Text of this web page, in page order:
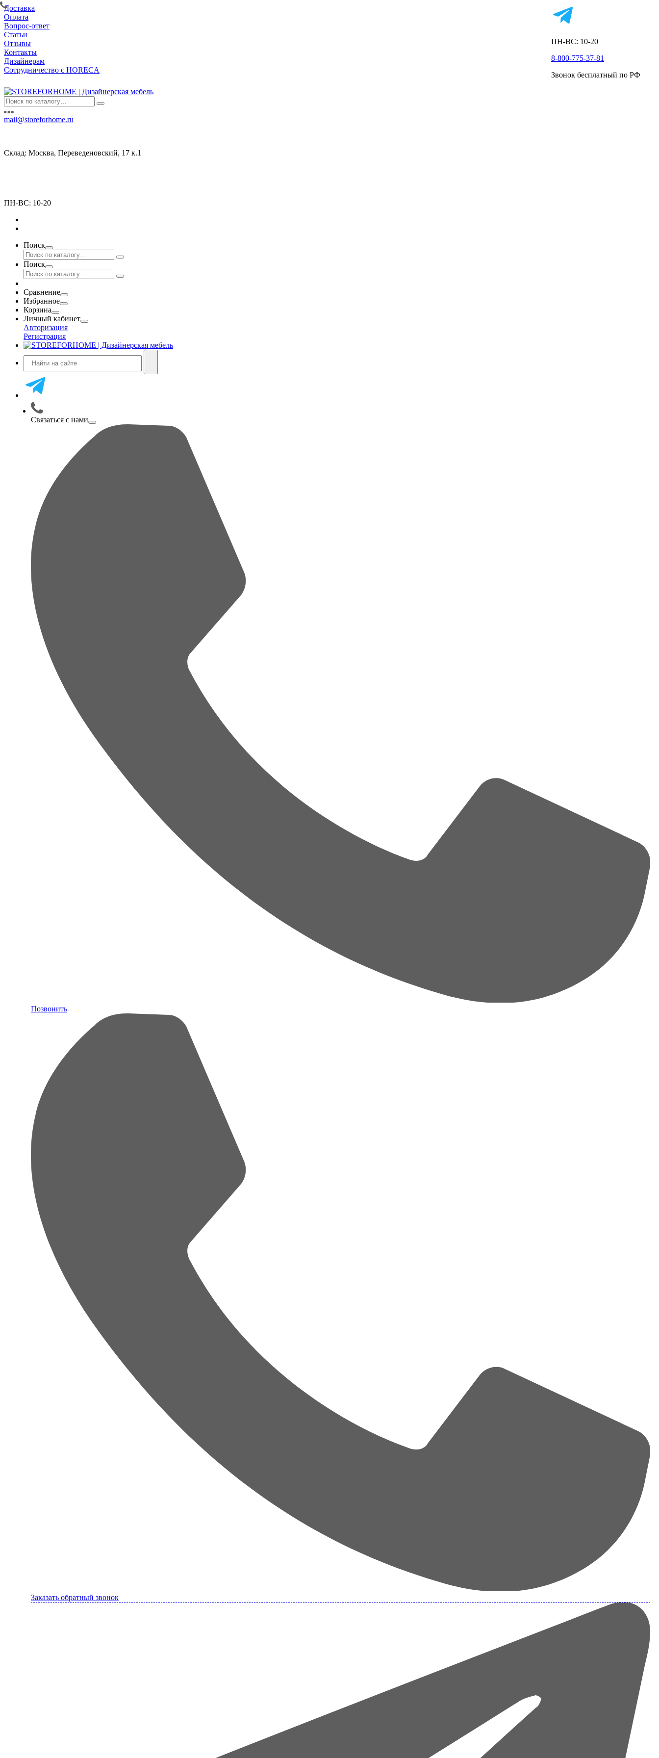
Доставка
Оплата
Вопрос-ответ
Статьи
Отзывы
Контакты
Дизайнерам
Сотрудничество с HORECA
ПН-ВС: 10-20
8-800-775-37-81
Звонок бесплатный по РФ
mail@storeforhome.ru
Склад: Москва, Переведеновский, 17 к.1
ПН-ВС: 10-20
Поиск
Поиск
Сравнение
Избранное
Корзина
Личный кабинет
Авторизация
Регистрация
Связаться с нами
Позвонить
Заказать обратный звонок